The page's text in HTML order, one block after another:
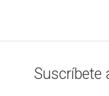
Suscríbete